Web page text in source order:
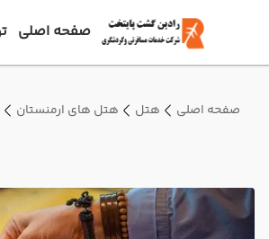
صفحه اصلی
صفحه اصلی هتل هتل های ارمنستان